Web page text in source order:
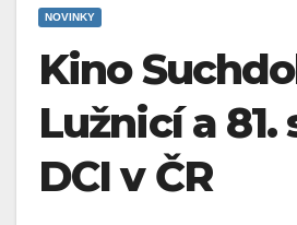
NOVINKY
Kino
Lužnicí a 81.
DCI v ČR